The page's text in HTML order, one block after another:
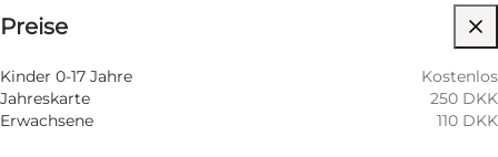
Preise
Kinder 0-17 Jahre
Kostenlos
Jahreskarte
250 DKK
Erwachsene
110 DKK